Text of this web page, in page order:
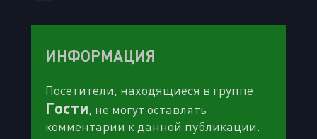
ИНФОРМАЦИЯ
Посетители, находящиеся в группе
Гости, не могут оставлять
комментарии к данной публикации.